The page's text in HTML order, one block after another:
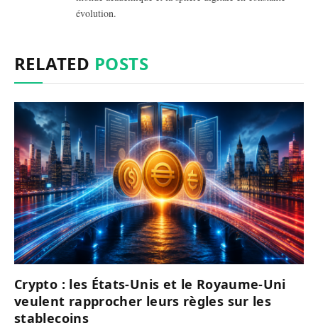
évolution.
RELATED POSTS
Crypto : les États-Unis et le Royaume-Uni
veulent rapprocher leurs règles sur les
stablecoins